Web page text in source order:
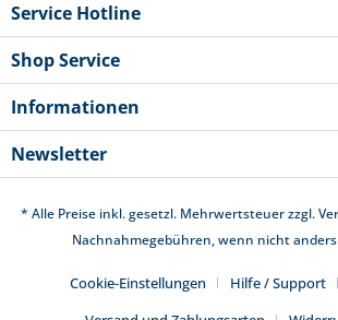
Service Hotline
Shop Service
Informationen
Newsletter
* Alle Preise inkl. gesetzl. Mehrwertsteuer zzgl.
Nachnahmegebühren, wenn nicht
Cookie-Einstellungen Hilfe / Support